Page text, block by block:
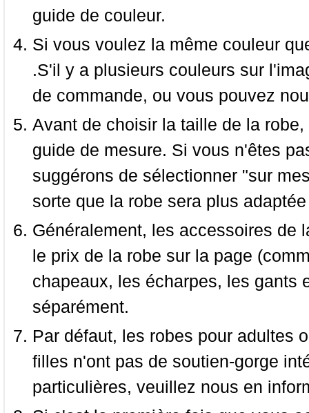
guide de couleur.
Si vous voulez la même couleur
.S'il y a plusieurs couleurs sur
de commande, ou vous pouvez
Avant de choisir la taille de la
guide de mesure. Si vous n'êtes
suggérons de sélectionner "sur
sorte que la robe sera plus
Généralement, les accessoires de
le prix de la robe sur la page
chapeaux, les écharpes, les gants
séparément.
Par défaut, les robes pour adultes
filles n'ont pas de soutien-gorge
particulières, veuillez nous en